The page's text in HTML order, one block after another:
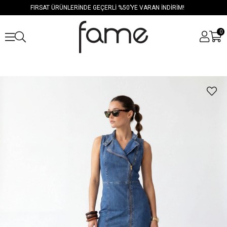
FIRSAT ÜRÜNLERİNDE GEÇERLİ %50’YE VARAN İNDİRİM!
0